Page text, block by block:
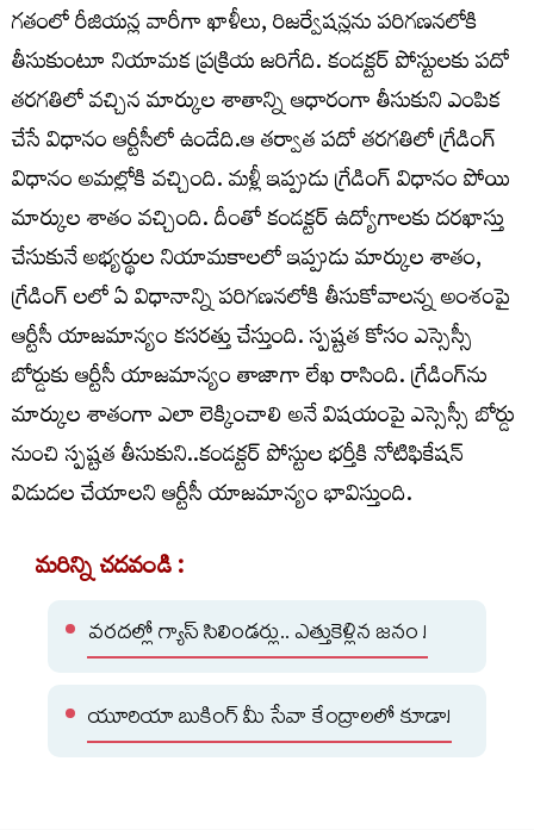
గతంలో రీజియన్ల వారీగా ఖాళీలు, రిజర్వేషన్లను పరిగణనలోకి
తీసుకుంటూ నియామక ప్రక్రియ జరిగేది. కండక్టర్‌ పోస్టులకు పదో
తరగతిలో వచ్చిన మార్కుల శాతాన్ని ఆధారంగా తీసుకుని ఎంపిక
చేసే విధానం ఆర్టీసీలో ఉండేది.ఆ తర్వాత పదో తరగతిలో గ్రేడింగ్‌
విధానం అమల్లోకి వచ్చింది. మళ్లీ ఇప్పుడు గ్రేడింగ్‌ విధానం పోయి
మార్కుల శాతం వచ్చింది. దీంతో కండక్టర్‌ ఉద్యోగాలకు దరఖాస్తు
చేసుకునే అభ్యర్థుల నియామకాలలో ఇప్పుడు మార్కుల శాతం,
గ్రేడింగ్ లలో ఏ విధానాన్ని పరిగణనలోకి తీసుకోవాలన్న అంశంపై
ఆర్టీసీ యాజమాన్యం కసరత్తు చేస్తుంది. స్పష్టత కోసం ఎస్సెస్సీ
బోర్డుకు ఆర్టీసీ యాజమాన్యం తాజాగా లేఖ రాసింది. గ్రేడింగ్‌ను
మార్కుల శాతంగా ఎలా లెక్కించాలి అనే విషయంపై ఎస్సెస్సీ బోర్డు
నుంచి స్పష్టత తీసుకుని..కండక్టర్‌ పోస్టుల భర్తీకి నోటిఫికేషన్‌
విడుదల చేయాలని ఆర్టీసీ యాజమాన్యం భావిస్తుంది.
మరిన్ని చదవండి :
వరదల్లో గ్యాస్ సిలిండర్లు.. ఎత్తుకెళ్లిన జనం !
యూరియా బుకింగ్ మీ సేవా కేంద్రాలలో కూడా!